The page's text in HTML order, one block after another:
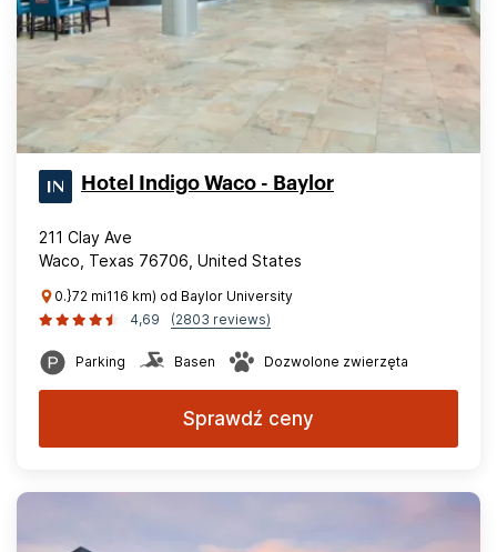
Hotel Indigo Waco - Baylor
211 Clay Ave
Waco, Texas 76706, United States
0.}72 mi116 km) od Baylor University
4,69
(2803 reviews)
Parking Basen Dozwolone zwierzęta
Sprawdź ceny